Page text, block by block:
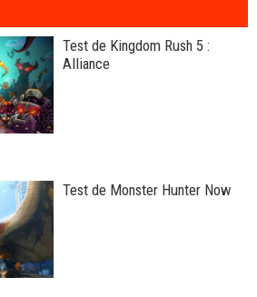
Test de Kingdom Rush 5 :
Alliance
Test de Monster Hunter Now